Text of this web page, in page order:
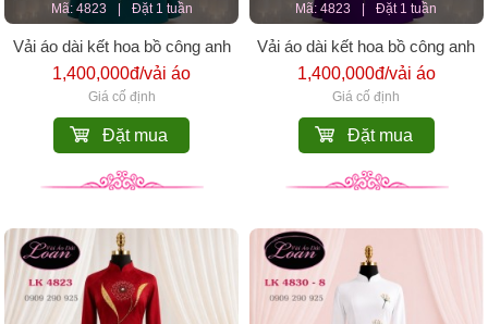
Mã: 4823 Đặt 1 tuần
Vải áo dài kết hoa bồ công anh
1,400,000đ/vải áo
Giá cố định
Đặt mua
Mã: 4823 Đặt 1 tuần
Vải áo dài kết hoa bồ công anh
1,400,000đ/vải áo
Giá cố định
Đặt mua